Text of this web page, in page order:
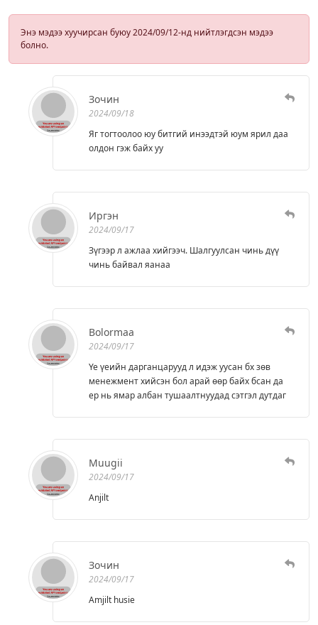
Энэ мэдээ хуучирсан буюу 2024/09/12-нд нийтлэгдсэн мэдээ
болно.
Зочин
2024/09/18
Яг тогтоолоо юу битгий инээдтэй юум ярил даа
олдон гэж байх уу
Иргэн
2024/09/17
Зүгээр л ажлаа хийгээч. Шалгуулсан чинь дүү
чинь байвал яанаа
Bolormaa
2024/09/17
Үе үеийн дарганцарууд л идэж уусан бх зөв
менежмент хийсэн бол арай өөр байх бсан да
ер нь ямар албан тушаалтнуудад сэтгэл дутдаг
Muugii
2024/09/17
Anjilt
Зочин
2024/09/17
Amjilt husie